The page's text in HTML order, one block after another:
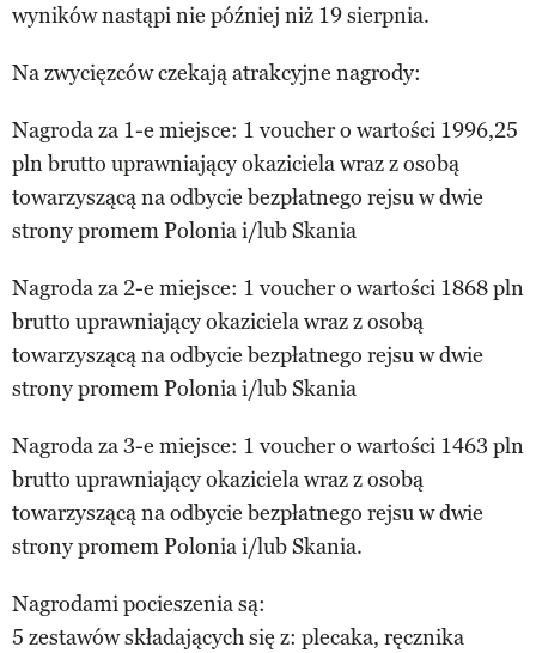
wyników nastąpi nie później niż 19 sierpnia.
Na zwycięzców czekają atrakcyjne nagrody:
Nagroda za 1-e miejsce: 1 voucher o wartości 1996,25
pln brutto uprawniający okaziciela wraz z osobą
towarzyszącą na odbycie bezpłatnego rejsu w dwie
strony promem Polonia i/lub Skania
Nagroda za 2-e miejsce: 1 voucher o wartości 1868 pln
brutto uprawniający okaziciela wraz z osobą
towarzyszącą na odbycie bezpłatnego rejsu w dwie
strony promem Polonia i/lub Skania
Nagroda za 3-e miejsce: 1 voucher o wartości 1463 pln
brutto uprawniający okaziciela wraz z osobą
towarzyszącą na odbycie bezpłatnego rejsu w dwie
strony promem Polonia i/lub Skania.
Nagrodami pocieszenia są:
5 zestawów składających się z: plecaka, ręcznika